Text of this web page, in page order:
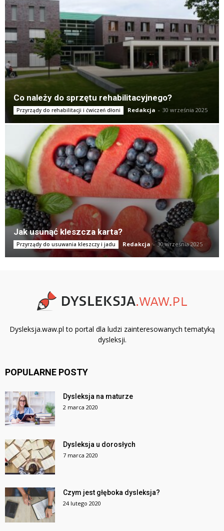
Co należy do sprzętu rehabilitacyjnego?
Przyrządy do rehabilitacji i ćwiczeń dłoni Redakcja - 30 września 2025
Jak usunąć kleszcza karta?
Przyrządy do usuwania kleszczy i jadu Redakcja - 30 września 2025
Dysleksja.waw.pl to portal dla ludzi zainteresowanych tematyką
dysleksji.
POPULARNE POSTY
Dysleksja na maturze
2 marca 2020
Dysleksja u dorosłych
7 marca 2020
Czym jest głęboka dysleksja?
24 lutego 2020